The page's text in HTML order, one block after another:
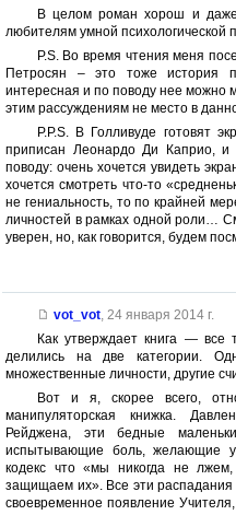
В целом роман хорош и
любителям умной психологической
P.S. Во время чтения меня
Петросян – это тоже история
интересная и по поводу нее можно
этим рассуждениям не место в
P.P.S. В Голливуде готовят
приписан Леонардо Ди Каприо,
поводу: очень хочется увидеть
хочется смотреть что-то
не гениальность, то по крайней
личностей в рамках одной роли…
уверен, но, как говорится, будем
vot_vot, 24 января 2014 г.
Как утверждает книга —
делились на две категории.
множественные личности, другие
Вот и я, скорее всего,
манипуляторская книжка.
Рейджена, эти бедные
испытывающие боль, желающие
кодекс что «мы никогда не
защищаем их». Все эти
своевременное появление